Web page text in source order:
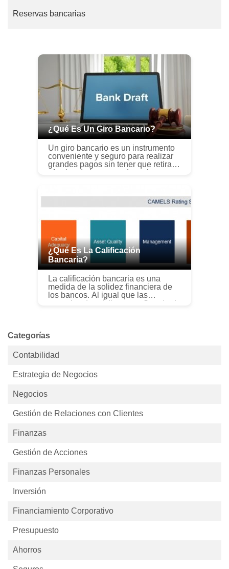
Reservas bancarias
¿Qué Es Un Giro Bancario?
Un giro bancario es un instrumento
conveniente y seguro para realizar
grandes pagos sin tener que retirar
efectivo de la cuenta. Los giros
¿Qué Es La Calificación
Bancaria?
La calificación bancaria es una
medida de la solidez financiera de
los bancos. Al igual que las
agencias de crédito como Standard
Categorías
Contabilidad
Estrategia de Negocios
Negocios
Gestión de Relaciones con Clientes
Finanzas
Gestión de Acciones
Finanzas Personales
Inversión
Financiamiento Corporativo
Presupuesto
Ahorros